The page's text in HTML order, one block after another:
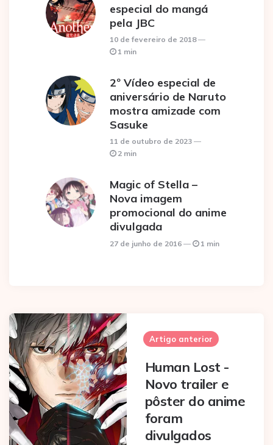
especial do mangá
pela JBC
10 de fevereiro de 2018
1 min
2º Vídeo especial de
aniversário de Naruto
mostra amizade com
Sasuke
11 de outubro de 2023
2 min
Magic of Stella –
Nova imagem
promocional do anime
divulgada
27 de junho de 2016 1 min
Post
navigation
Artigo anterior
Human Lost -
Novo trailer e
pôster do anime
foram
divulgados